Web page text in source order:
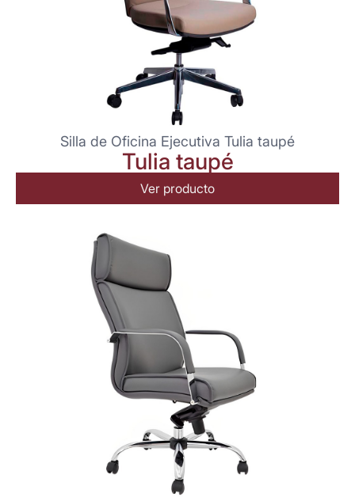
Silla de Oficina Ejecutiva Tulia taupé
Tulia taupé
Ver producto